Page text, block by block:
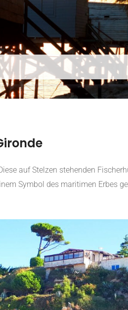
auf Stelzen stehenden
Symbol des maritimen Erbes